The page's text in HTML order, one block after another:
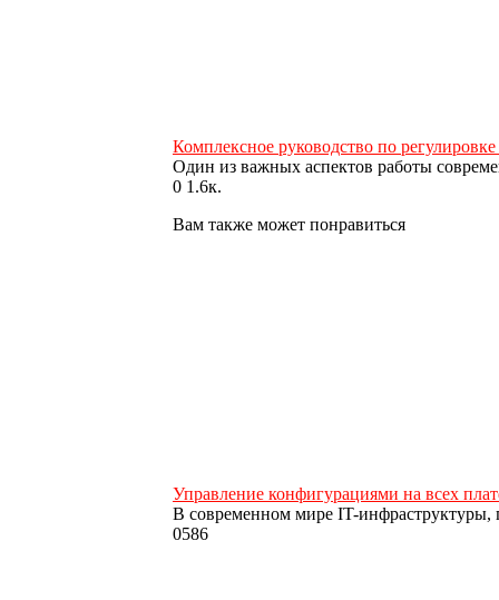
Комплексное руководство по
Один из важных аспектов работы
0 1.6к.
Вам также может понравиться
Управление конфигурациями на всех
В современном мире IT-инфраструктуры,
0586